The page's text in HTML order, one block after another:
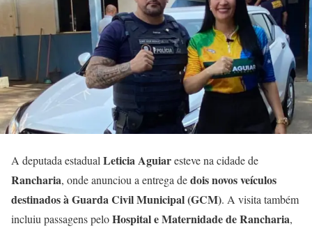
A deputada estadualLeticia Aguiaresteve na cidade de
Rancharia, onde anunciou a entrega dedois novos veículos
destinados à Guarda Civil Municipal (GCM). A visita também
incluiu passagens peloHospital e Maternidade de Rancharia,